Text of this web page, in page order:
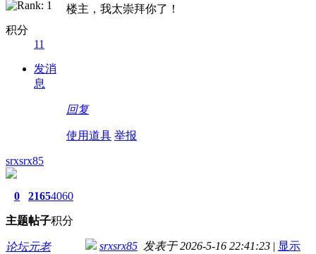
积分
11
发消
息
楼主，我太崇拜你了！
回复
使用道具 举报
srxsrx85
0
主题
2165
帖子
4060
积分
论坛元老 srxsrx85 发表于 2026-5-16 22:41:23 | 显示